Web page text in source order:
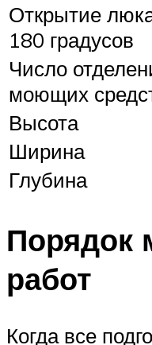
Открытие
180 градусов
Число
моющих
Высота
Ширина
Глубина
Порядок
работ
Когда все